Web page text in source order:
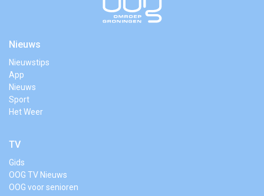
Nieuws
Nieuwstips
App
Nieuws
Sport
Het Weer
TV
Gids
OOG TV Nieuws
OOG voor senioren